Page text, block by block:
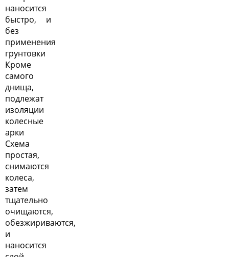
наносится
быстро, и
без
применения
грунтовки
Кроме
самого
днища,
подлежат
изоляции
колесные
арки
Схема
простая,
снимаются
колеса,
затем
тщательно
очищаются,
обезжириваются,
и
наносится